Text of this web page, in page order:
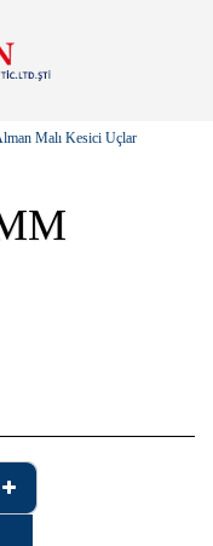
Malı Kesici Uçlar